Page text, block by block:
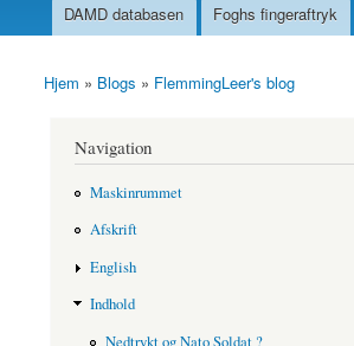
Main menu
DAMD databasen Foghs fingeraftryk
You are here
Hjem » Blogs » FlemmingLeer's blog
Navigation
Maskinrummet
Afskrift
English
Indhold
Nedtrykt og Nato Soldat ?